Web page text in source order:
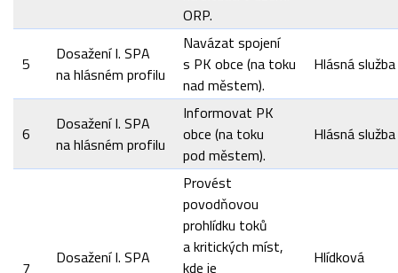
ORP.
5
Dosažení I. SPA
na hlásném profilu
Navázat spojení
s PK obce (na toku
nad městem).
Hlásná služba
6
Dosažení I. SPA
na hlásném profilu
Informovat PK
obce (na toku
pod městem).
Hlásná služba
7
Dosažení I. SPA
Provést
povodňovou
prohlídku toků
a kritických míst,
kde je
Hlídková